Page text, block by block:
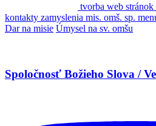
tvorba web
kontakty zamyslenia mis. omš. sp.
Dar na misie Úmysel na sv. omšu
Spoločnosť Božieho Slova /